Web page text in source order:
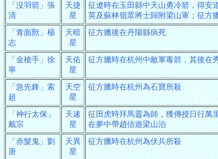
「沒羽箭」張
清
天捷
星
征遼時在玉田縣中天山勇冷箭，得安
英及蘇林嶺眾將士歸附梁山軍；征方
「青面獸」楊
志
天暗
星
征方臘後在丹陽縣病死
「金槍手」徐
寧
天佑
星
征方臘時在杭州中敵軍毒箭，其後在
「急先鋒」索
超
天空
星
征方臘時在杭州為石寶所殺
「神行太保」
戴宗
天速
星
征田虎時拜馬靈為師，獲傳授日行萬
在夢中帶趙佶遊梁山泊
「赤髮鬼」劉
唐
天異
星
征方臘時在杭州為伏兵所殺